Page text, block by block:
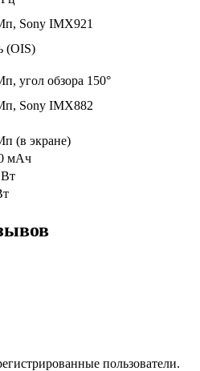
Sony IMX921
(OIS)
угол обзора 150°
Sony IMX882
(в экране)
мАч
пользователи.